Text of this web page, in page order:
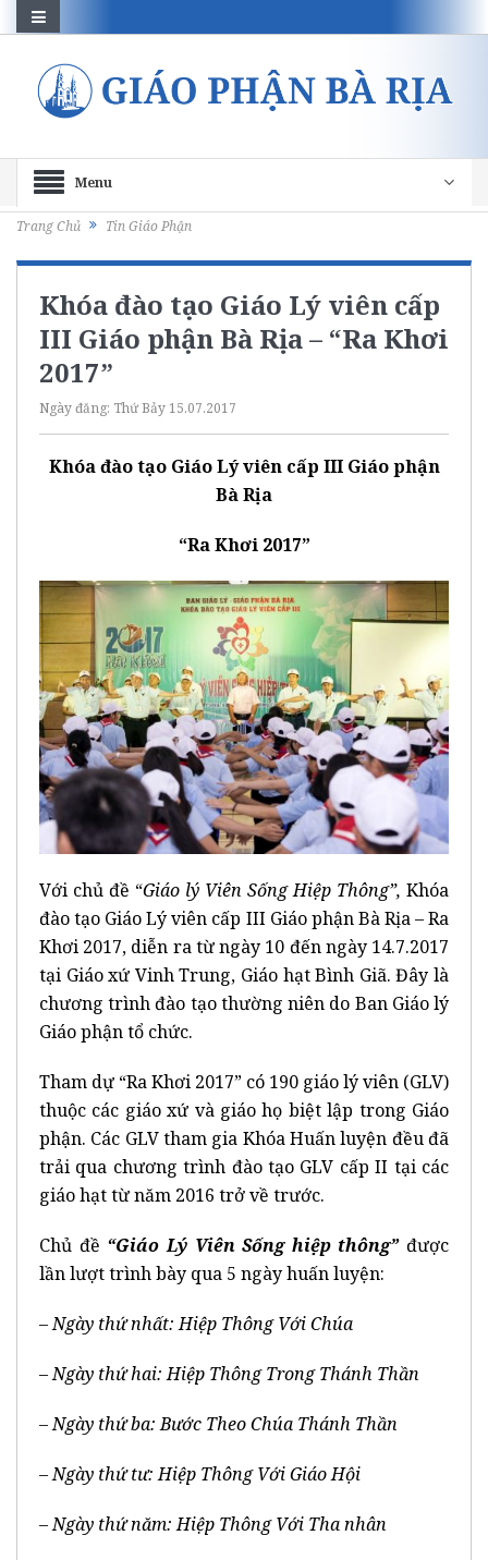
Menu
Trang Chủ Tin Giáo Phận
Khóa đào tạo Giáo Lý viên cấp
III Giáo phận Bà Rịa – “Ra Khơi
2017”
Ngày đăng: Thứ Bảy 15.07.2017
Khóa đào tạo Giáo Lý viên cấp III Giáo phận
Bà Rịa
“Ra Khơi 2017”
Với chủ đề “Giáo lý Viên Sống Hiệp Thông”, Khóa
đào tạo Giáo Lý viên cấp III Giáo phận Bà Rịa – Ra
Khơi 2017, diễn ra từ ngày 10 đến ngày 14.7.2017
tại Giáo xứ Vinh Trung, Giáo hạt Bình Giã. Đây là
chương trình đào tạo thường niên do Ban Giáo lý
Giáo phận tổ chức.
Tham dự “Ra Khơi 2017” có 190 giáo lý viên (GLV)
thuộc các giáo xứ và giáo họ biệt lập trong Giáo
phận. Các GLV tham gia Khóa Huấn luyện đều đã
trải qua chương trình đào tạo GLV cấp II tại các
giáo hạt từ năm 2016 trở về trước.
Chủ đề “Giáo Lý Viên Sống hiệp thông”được
lần lượt trình bày qua 5 ngày huấn luyện:
– Ngày thứ nhất: Hiệp Thông Với Chúa
– Ngày thứ hai: Hiệp Thông Trong Thánh Thần
– Ngày thứ ba: Bước Theo Chúa Thánh Thần
– Ngày thứ tư: Hiệp Thông Với Giáo Hội
– Ngày thứ năm: Hiệp Thông Với Tha nhân